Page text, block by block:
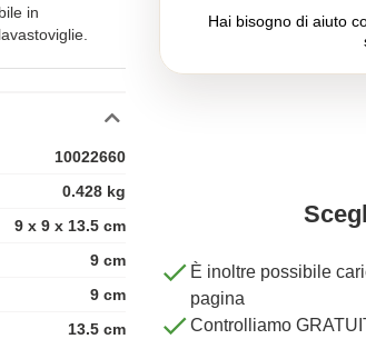
in
10022660
0.428 kg
9 x 9 x 13.5 cm
9 cm
9 cm
13.5 cm
Hai bisogno di aiuto
È inoltre possibile
pagina
Controlliamo